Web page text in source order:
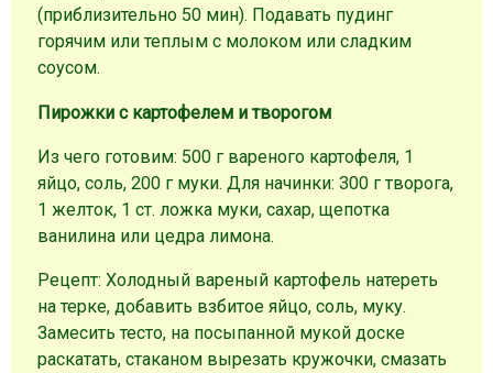
(приблизительно 50 мин). Подавать пудинг
горячим или теплым с молоком или сладким
соусом.
Пирожки с картофелем и творогом
Из чего готовим: 500 г вареного картофеля, 1
яйцо, соль, 200 г муки. Для начинки: 300 г творога,
1 желток, 1 ст. ложка муки, сахар, щепотка
ванилина или цедра лимона.
Рецепт: Холодный вареный картофель натереть
на терке, добавить взбитое яйцо, соль, муку.
Замесить тесто, на посыпанной мукой доске
раскатать, стаканом вырезать кружочки, смазать